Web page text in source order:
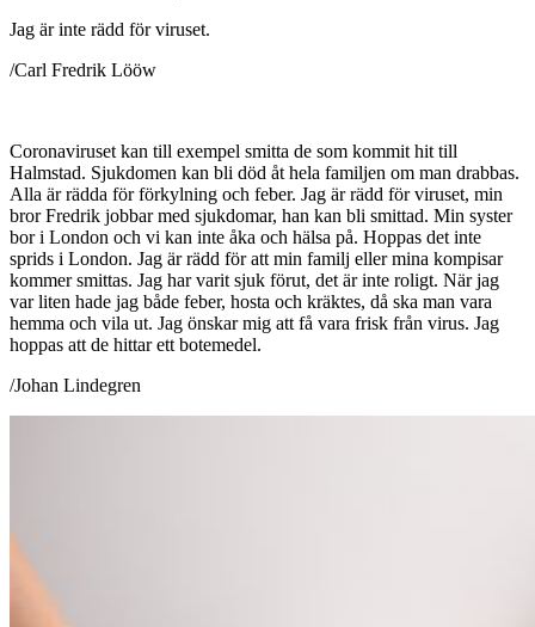
Jag är inte rädd för viruset.
/Carl Fredrik Lööw
Coronaviruset kan till exempel smitta de som kommit hit till
Halmstad. Sjukdomen kan bli död åt hela familjen om man drabbas.
Alla är rädda för förkylning och feber. Jag är rädd för viruset, min
bror Fredrik jobbar med sjukdomar, han kan bli smittad. Min syster
bor i London och vi kan inte åka och hälsa på. Hoppas det inte
sprids i London. Jag är rädd för att min familj eller mina kompisar
kommer smittas. Jag har varit sjuk förut, det är inte roligt. När jag
var liten hade jag både feber, hosta och kräktes, då ska man vara
hemma och vila ut. Jag önskar mig att få vara frisk från virus. Jag
hoppas att de hittar ett botemedel.
/Johan Lindegren